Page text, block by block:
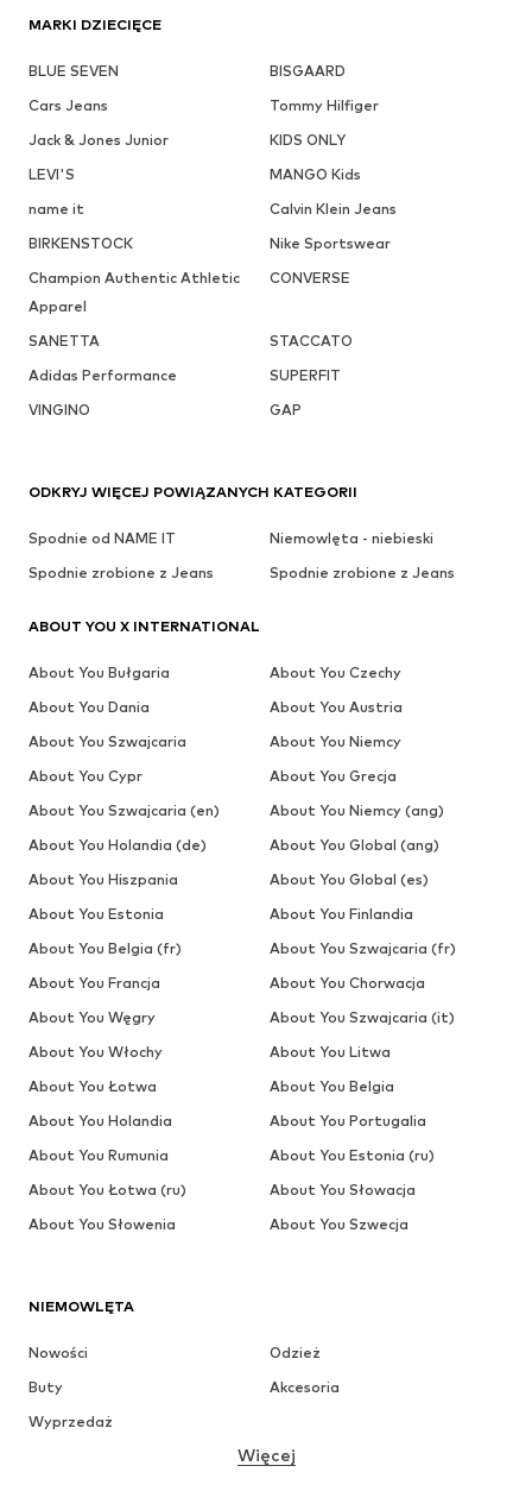
MARKI DZIECIĘCE
BLUE SEVEN
BISGAARD
Cars Jeans
Tommy Hilfiger
Jack & Jones Junior
KIDS ONLY
LEVI'S
MANGO Kids
name it
Calvin Klein Jeans
BIRKENSTOCK
Nike Sportswear
Champion Authentic Athletic
Apparel
CONVERSE
SANETTA
STACCATO
Adidas Performance
SUPERFIT
VINGINO
GAP
NIEMOWLĘTA
Nowości
Odzież
Buty
Akcesoria
Wyprzedaż
Więcej
ODKRYJ WIĘCEJ POWIĄZANYCH KATEGORII
Spodnie od NAME IT
Niemowlęta - niebieski
Spodnie zrobione z Jeans
Spodnie zrobione z Jeans
ABOUT YOU X INTERNATIONAL
About You Bułgaria
About You Czechy
About You Dania
About You Austria
About You Szwajcaria
About You Niemcy
About You Cypr
About You Grecja
About You Szwajcaria (en)
About You Niemcy (ang)
About You Holandia (de)
About You Global (ang)
About You Hiszpania
About You Global (es)
About You Estonia
About You Finlandia
About You Belgia (fr)
About You Szwajcaria (fr)
About You Francja
About You Chorwacja
About You Węgry
About You Szwajcaria (it)
About You Włochy
About You Litwa
About You Łotwa
About You Belgia
About You Holandia
About You Portugalia
About You Rumunia
About You Estonia (ru)
About You Łotwa (ru)
About You Słowacja
About You Słowenia
About You Szwecja